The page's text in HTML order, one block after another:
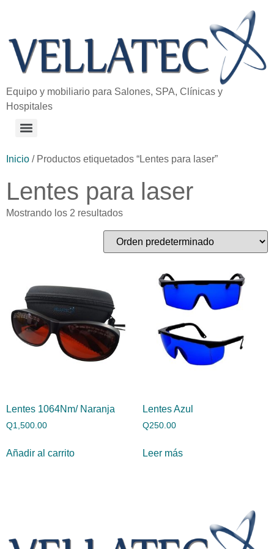
Equipo y mobiliario para Salones, SPA, Clínicas y
Hospitales
Inicio / Productos etiquetados “Lentes para laser”
Lentes para laser
Mostrando los 2 resultados
Lentes 1064Nm/ Naranja
Q1,500.00
Añadir al carrito
Lentes Azul
Q250.00
Leer más